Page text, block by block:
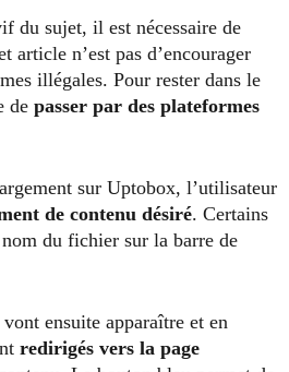
du sujet, il est nécessaire de
article n’est pas d’encourager
illégales. Pour rester dans le
de passer par des plateformes
sur Uptobox, l’utilisateur
de contenu désiré. Certains
du fichier sur la barre de
ensuite apparaître et en
redirigés vers la page